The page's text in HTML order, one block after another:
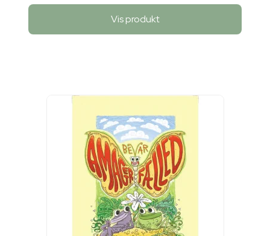
Vis produkt